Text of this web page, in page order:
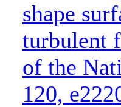
shape
turbulent
of the
120,